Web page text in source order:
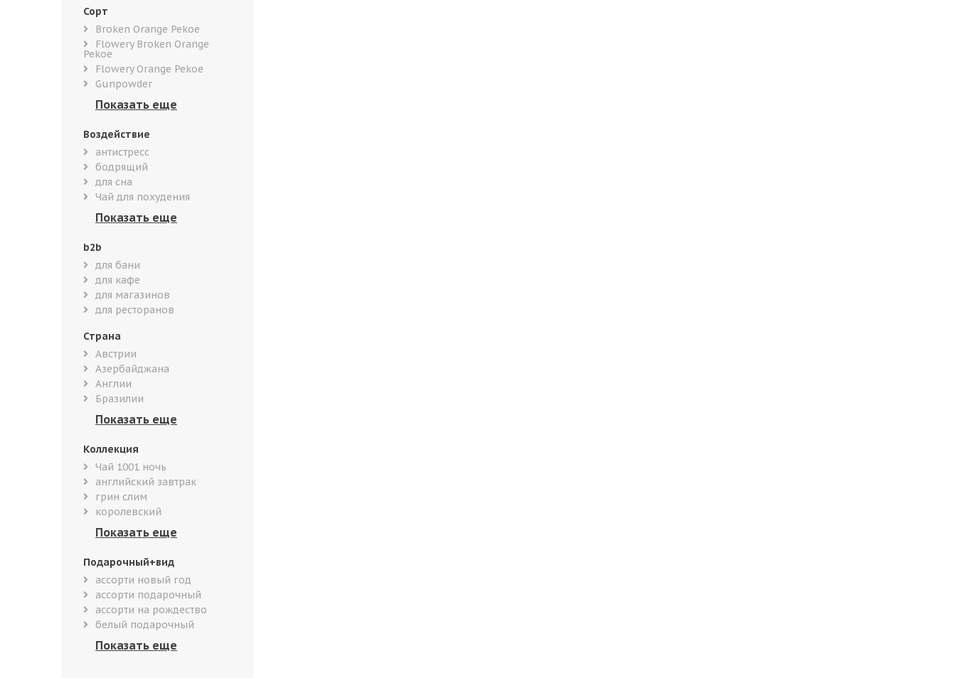
Сорт
Broken Orange Pekoe
Flowery Broken Orange
Pekoe
Flowery Orange Pekoe
Gunpowder
Воздействие
антистресс
бодрящий
для сна
Чай для похудения
b2b
для бани
для кафе
для магазинов
для ресторанов
Страна
Австрии
Азербайджана
Англии
Бразилии
Коллекция
Чай 1001 ночь
английский завтрак
грин слим
королевский
Подарочный+вид
ассорти новый год
ассорти подарочный
ассорти на рождество
белый подарочный